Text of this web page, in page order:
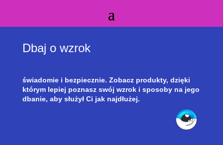
Dbaj o wzrok
świadomie i bezpiecznie. Zobacz produkty, dzięki
którym lepiej poznasz swój wzrok i sposoby na jego
dbanie, aby służył Ci jak najdłużej.